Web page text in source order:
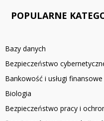
POPULARNE
Bazy danych
Bezpieczeństwo
Bankowość i usługi finansowe
Biologia
Bezpieczeństwo pracy i